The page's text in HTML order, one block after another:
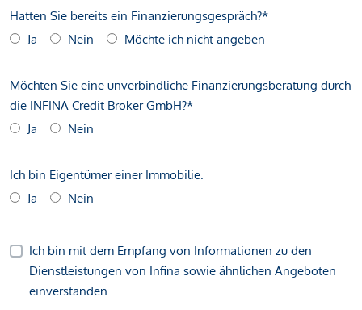
Hatten Sie bereits ein Finanzierungsgespräch?*
Ja
Nein Möchte ich nicht angeben
Möchten Sie eine unverbindliche Finanzierungsberatung durch
die INFINA Credit Broker GmbH?*
Ja
Nein
Ich bin Eigentümer einer Immobilie.
Ja
Nein
Ich bin mit dem Empfang von Informationen zu den
Dienstleistungen von Infina sowie ähnlichen Angeboten
einverstanden.